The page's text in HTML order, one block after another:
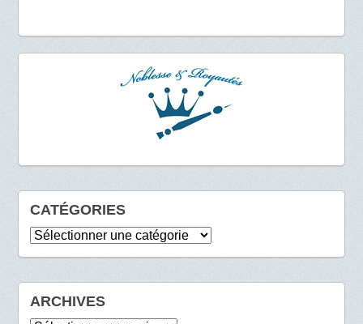
CATÉGORIES
Catégories
ARCHIVES